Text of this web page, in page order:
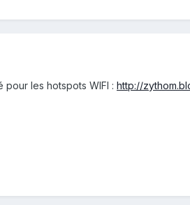
les hotspots WIFI : http://